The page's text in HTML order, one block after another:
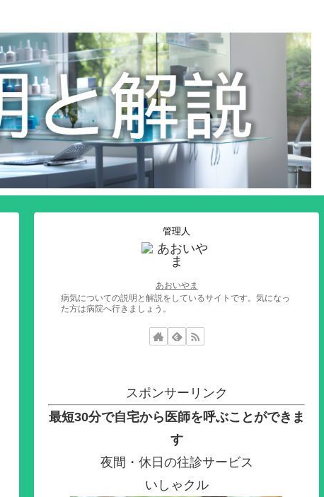
管理人
あおいやま
病気についての説明と解説をしているサイトです。気になっ
た方は病院へ行きましょう。
スポンサーリンク
最短30分で自宅から医師を呼ぶことができま
す
夜間・休日の往診サービス
いしゃクル